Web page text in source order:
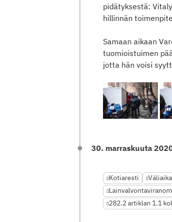
pidätyksestä:
hillinnän
Samaan aikaan
tuomioistuimen
jotta hän voisi
30. marraskuuta
Kotiaresti
282.2 artiklan 1.1